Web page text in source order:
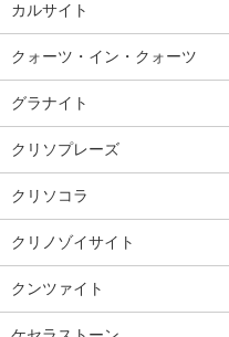
カルサイト
クォーツ・イン・クォーツ
グラナイト
クリソプレーズ
クリソコラ
クリノゾイサイト
クンツァイト